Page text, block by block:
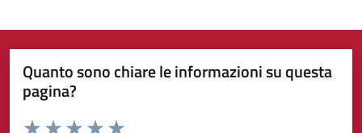
Quanto sono chiare le informazioni su questa
pagina?
Valuta da 1 a 5 stelle la pagina